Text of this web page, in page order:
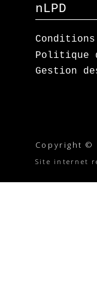
nLPD
Politique
Gestion
Copyright ©
Site internet